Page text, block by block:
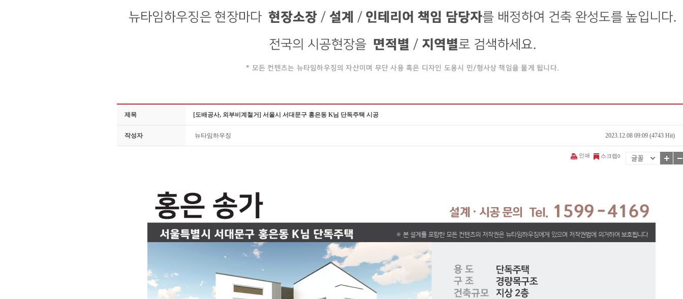
제목 [도배공사, 외부비계철거] 서울시 서대문구 홍은동 K님 단독주택 시공
작성자 뉴타임하우징 2023.12.08 09:09 (4743 Hit)
인쇄 스크랩0